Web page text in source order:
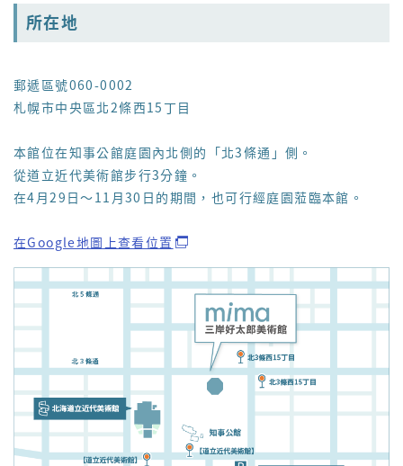
所在地
郵遞區號060-0002
札幌市中央區北2條西15丁目
本館位在知事公館庭園內北側的「北3條通」側。
從道立近代美術館步行3分鐘。
在4月29日～11月30日的期間，也可行經庭園蒞臨本館。
在Google地圖上查看位置